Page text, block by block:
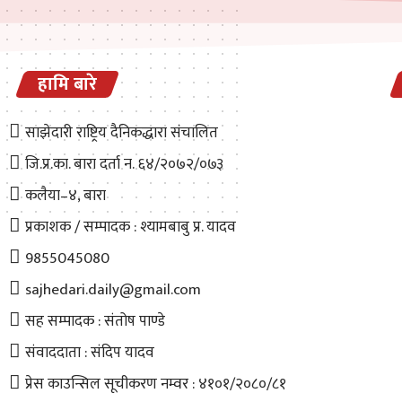
हामि बारे
साझेदारी राष्ट्रिय दैनिकद्धारा संचालित
जि.प्र.का. बारा दर्ता न. ६४/२०७२/०७३
कलैया–४, बारा
प्रकाशक / सम्पादक : श्यामबाबु प्र. यादव
9855045080
sajhedari.daily@gmail.com
सह सम्पादक : संतोष पाण्डे
संवाददाता : संदिप यादव
प्रेस काउन्सिल सूचीकरण नम्वर : ४१०१/२०८०/८१